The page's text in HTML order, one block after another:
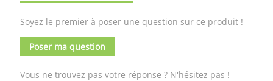
Soyez le premier à poser une question sur ce produit !
Poser ma question
Vous ne trouvez pas votre réponse ? N'hésitez pas !